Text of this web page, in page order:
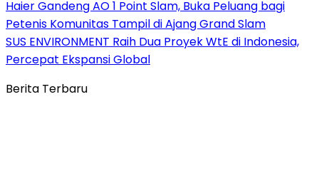
Haier Gandeng AO 1 Point Slam, Buka Peluang bagi
Petenis Komunitas Tampil di Ajang Grand Slam
SUS ENVIRONMENT Raih Dua Proyek WtE di Indonesia,
Percepat Ekspansi Global
Berita Terbaru